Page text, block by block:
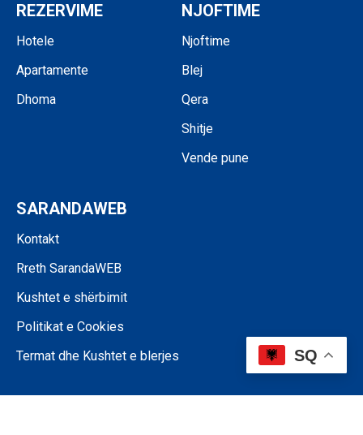
REZERVIME
Hotele
Apartamente
Dhoma
NJOFTIME
Njoftime
Blej
Qera
Shitje
Vende pune
SARANDAWEB
Kontakt
Rreth SarandaWEB
Kushtet e shërbimit
Politikat e Cookies
Termat dhe Kushtet e blerjes
SQ